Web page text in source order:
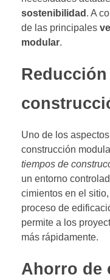
sostenibilidad . A
de las principales
modular.
Uno de los
construcción
tiempos de
un entorno
cimientos en el
proceso de
permite a los
más rápidamente.
Ahorro de